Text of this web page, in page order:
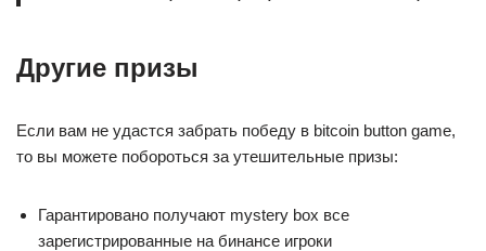
Другие призы
Если вам не удастся забрать победу в bitcoin button game,
то вы можете побороться за утешительные призы:
Гарантировано получают mystery box все
зарегистрированные на бинансе игроки